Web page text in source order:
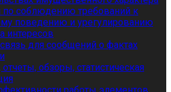
по соблюдению требований к
поведению и урегулированию
интересов
для сообщений о фактах
обзоры, статистическая